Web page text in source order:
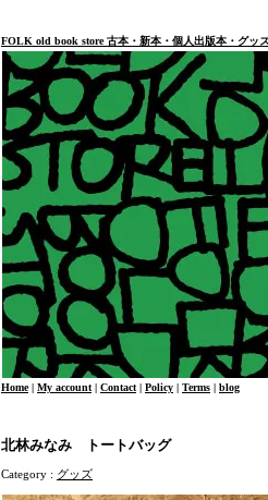
FOLK old book store 古本・新本・個人出版本・グッ
Home| My account | Contact | Policy | Terms | blog
北林みなみ トートバッグ
Category : グッズ